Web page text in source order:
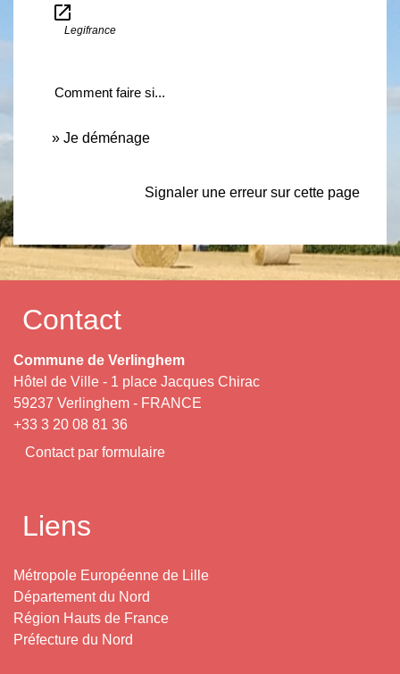
open_in_new
Legifrance
Comment faire si...
Je déménage
Signaler une erreur sur cette page
Contact
Commune de Verlinghem
Hôtel de Ville - 1 place Jacques Chirac
59237 Verlinghem - FRANCE
+33 3 20 08 81 36
Contact par formulaire
Liens
Métropole Européenne de Lille
Département du Nord
Région Hauts de France
Préfecture du Nord